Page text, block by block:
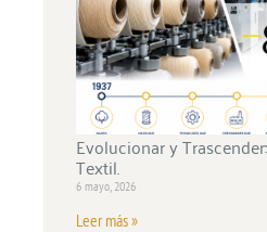
Evolucionar y
Textil.
6 mayo, 2026
Leer más »